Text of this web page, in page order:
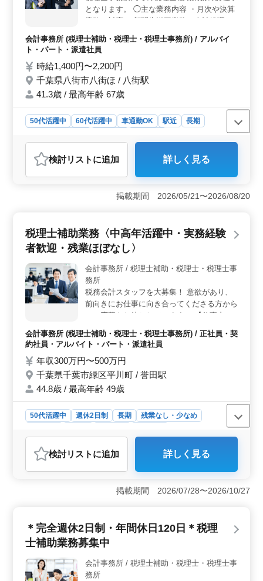
となります。 ◯主な業務内容 ・月次や決算
業務の対応 ・顧問先巡回業務（会計処理指
対策・相続申告 ・創業支援・会社設立 ・税
務調査立会い ＊会計ソフトは弥生会計、勘
定奉行を使用しています。 担当者が企業情
報をしっかり引き継ぎますので、スムーズに
業務慣れる事が可能です。 ※年間休日124日
車場あり） 現在50歳以上も活躍している企
業です。 ぜひ今までの経験を活かして頂け
会計事務所 (税理士補助・税理士・税理士事務所) / アルバイ
ト・パート・派遣社員
時給1,400円〜2,200円
千葉県八街市八街ほ / 八街駅
41.3歳 / 最高年齢 67歳
50代活躍中 60代活躍中 車通勤OK 駅近
長期
会計事務所
おすすめポイント
＜柔軟な勤務形態＞ 千葉県八街市にある税理士事務所
での補助業務は、アルバイトやパート、派遣社員として
の雇用形態を選べます。週3〜5日の勤務が可能で、家庭
魅力的な報酬＞ 時給は1,400円〜2,200円と高水準で、
しっかりとした収入が期待できます。さらに、年2回の賞
通費も実費支給されるため、通勤にかかる費用の心配も
ありません。 ＜経験を活かせる充実した業務内容
＞ 主な業務は、月次・決算業務の対応や顧問先巡回業
務、相続対策・申告など多岐にわたります。会計ソフト
の使用経験がある方は、スムーズに業務に取り組めま
に早く慣れることができ、これまでの経験を存分に活か
せる職場です。
検討リスト に追加 詳しく見る
掲載期間 2026/05/21〜2026/08/20
税理士補助業務〈中高年活躍中・実務経験
者歓迎・残業ほぼなし〉
会計事務所 / 税理士補助・税理士・税理士事
務所
税務会計スタッフを大募集！ 意欲があり、
前向きにお仕事に向き合ってくださる方から
のご応募をお待ちしています！ 【仕事内
・税務相談 ・来客対応、電話対応 ＊残業ほ
ぼなし！就業時間短め！目の前のお仕事に集
中できます！ ＊豊富な実務経験をお持ちの
方大歓迎！シニア世代からのご応募もお待ち
しています♪
会計事務所 (税理士補助・税理士・税理士事務所) / 正社員・契
約社員・アルバイト・パート・派遣社員
年収300万円〜500万円
千葉県千葉市緑区平川町 / 誉田駅
44.8歳 / 最高年齢 49歳
50代活躍中 週休2日制 長期
残業なし・少なめ
会計事務所
おすすめポイント
＜実務経験者歓迎＞ 会計事務所での実務経験が5年以上
ある方を積極的に募集しています。決算書や税務申告書
の作成、年末調整、税務相談など、幅広い業務に携わる
集中し、効率的に作業を進めることができます。プライ
ベートの時間も大切にしながら、仕事に取り組むことが
ある会計事務所での税理士補助業務の募集です。年収は
300万円〜500万円で、週5日勤務です。就業時間は
検討リスト に追加 詳しく見る
掲載期間 2026/07/28〜2026/10/27
＊完全週休2日制・年間休日120日＊税理
士補助業務募集中
会計事務所 / 税理士補助・税理士・税理士事
務所